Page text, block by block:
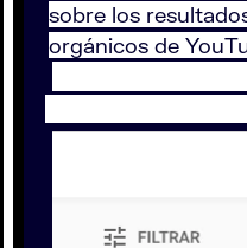
sobre los
orgánicos de